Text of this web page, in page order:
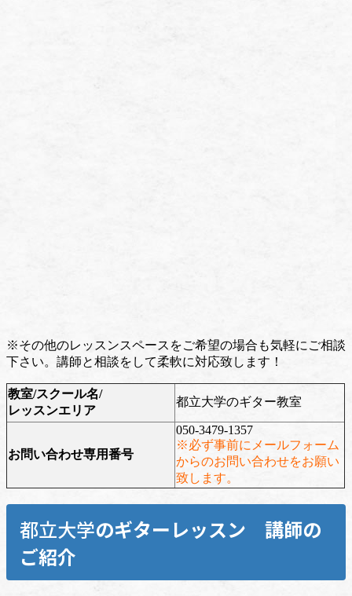
※その他のレッスンスペースをご希望の場合も気軽にご相談
下さい。講師と相談をして柔軟に対応致します！
教室/スクール名/
レッスンエリア
都立大学のギター教室
お問い合わせ専用番号
050-3479-1357
※必ず事前にメールフォーム
からのお問い合わせをお願い
致します。
都立大学のギターレッスン 講師の
ご紹介